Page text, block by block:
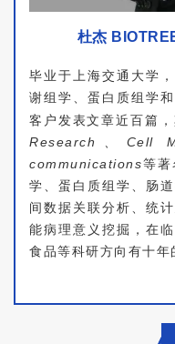
杜杰
毕业于上海交通大学
谢组学、蛋白质组学
客户发表文章近百篇
Research、Cell
communications等著
学、蛋白质组学、肠
间数据关联分析、统
能病理意义挖掘，在临
食品等科研方向有十年